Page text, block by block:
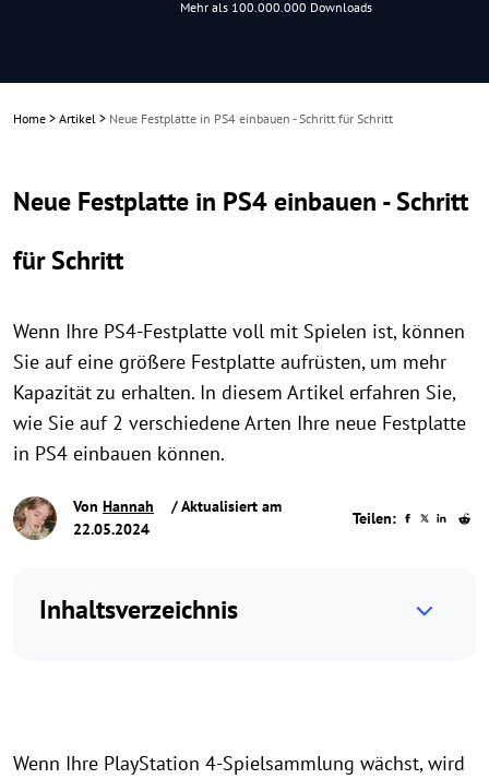
Mehr als 100.000.000 Downloads
Home > Artikel > Neue Festplatte in PS4 einbauen - Schritt für Schritt
Neue Festplatte in PS4 einbauen - Schritt
für Schritt
Wenn Ihre PS4-Festplatte voll mit Spielen ist, können
Sie auf eine größere Festplatte aufrüsten, um mehr
Kapazität zu erhalten. In diesem Artikel erfahren Sie,
wie Sie auf 2 verschiedene Arten Ihre neue Festplatte
in PS4 einbauen können.
Von Hannah
/ Aktualisiert am
22.05.2024
Teilen:
Inhaltsverzeichnis
Wenn Ihre PlayStation 4-Spielsammlung wächst, wird